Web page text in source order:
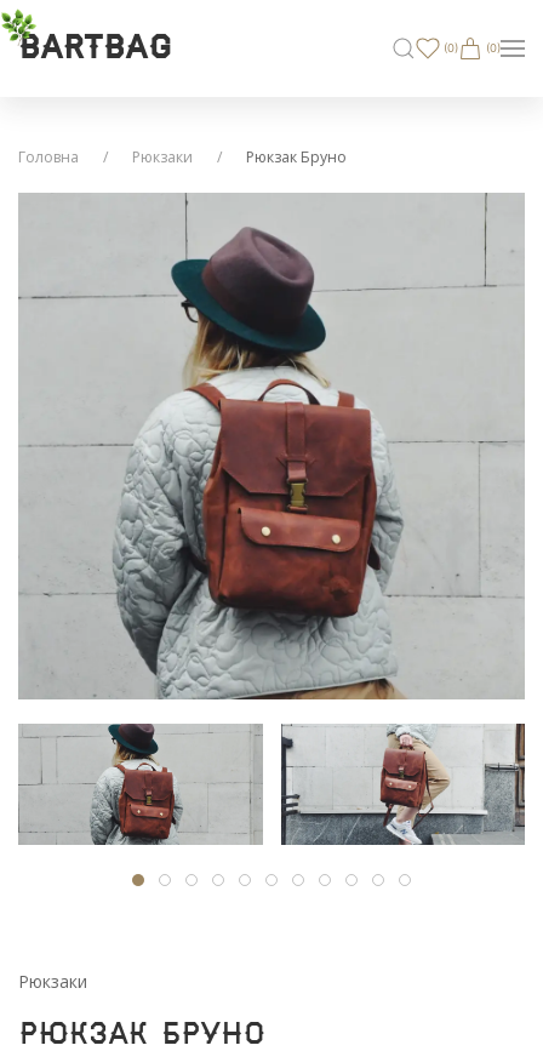
BARTBAG (0) (0)
Головна Рюкзаки Рюкзак Бруно
Рюкзаки
Рюкзак Бруно